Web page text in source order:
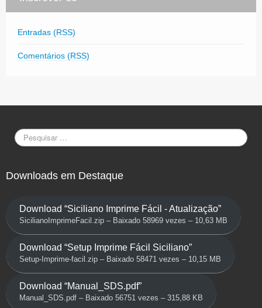
Entradas (RSS)
Comentários (RSS)
Downloads em Destaque
Download “Siciliano Imprime Fácil - Atualização”
SicilianoImprimeFacil.zip – Baixado 58969 vezes – 10,63 MB
Download “Setup Imprime Fácil Siciliano”
Setup-Imprime-facil.zip – Baixado 58471 vezes – 10,15 MB
Download “Manual_SDS.pdf”
Manual_SDS.pdf – Baixado 56751 vezes – 315,88 KB